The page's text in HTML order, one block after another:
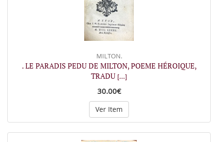
MILTON.
. LE PARADIS PEDU DE MILTON, POEME HÉROIQUE,
TRADU [...]
30.00€
Ver Item